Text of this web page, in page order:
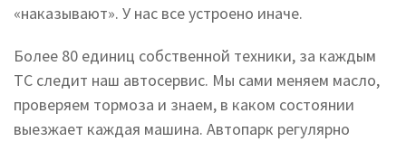
«наказывают». У нас все устроено иначе.
Более 80 единиц собственной техники, за каждым
ТС следит наш автосервис. Мы сами меняем масло,
проверяем тормоза и знаем, в каком состоянии
выезжает каждая машина. Автопарк регулярно